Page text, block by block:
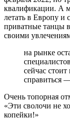
квалификации. А
летать в Европу и
приватные танцы
своими
на рынке
сейчас
справиться
Очень топорная
«Эти сволочи не
копейки!»